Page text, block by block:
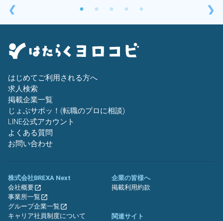
❮ ❯
はじめてご利用される方へ
求人検索
掲載企業一覧
じょぶサポッ！(転職のプロに相談)
LINE公式アカウント
よくある質問
お問い合わせ
株式会社BREXA Next
会社概要
事業所一覧
グループ企業一覧
キャリア社員制度について
企業の皆様へ
掲載利用約款
関連サイト